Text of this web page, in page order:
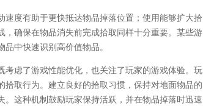
度有助于更快抵达物品掉落位置；使用能够扩大拾
确保在物品消失前完成拾取同样十分重要。某些游
中快速识别高价值物品。
虑了游戏性能优化，也关注了玩家的游戏体验。玩
取行为。建立良好的拾取习惯，保持对地面物品的
这种机制鼓励玩家保持活跃，并在物品掉落时迅速